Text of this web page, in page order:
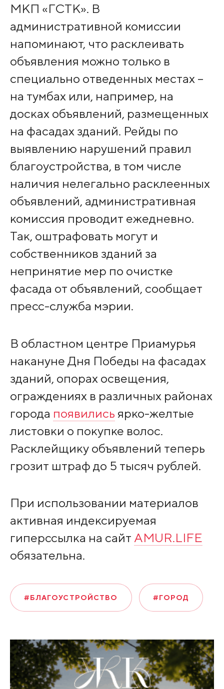
МКП «ГСТК». В
административной комиссии
напоминают, что расклеивать
объявления можно только в
специально отведенных местах –
на тумбах или, например, на
досках объявлений, размещенных
на фасадах зданий. Рейды по
выявлению нарушений правил
благоустройства, в том числе
наличия нелегально расклеенных
объявлений, административная
комиссия проводит ежедневно.
Так, оштрафовать могут и
собственников зданий за
непринятие мер по очистке
фасада от объявлений, сообщает
пресс-служба мэрии.
В областном центре Приамурья
накануне Дня Победы на фасадах
зданий, опорах освещения,
ограждениях в различных районах
города появились ярко-желтые
листовки о покупке волос.
Расклейщику объявлений теперь
грозит штраф до 5 тысяч рублей.
При использовании материалов
активная индексируемая
гиперссылка на сайт AMUR.LIFE
обязательна.
#БЛАГОУСТРОЙСТВО #ГОРОД